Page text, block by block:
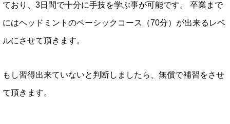
ており、3日間で十分に手技を学ぶ事が可能です。 卒業まで
にはヘッドミントのベーシックコース（70分）が出来るレベ
ルにさせて頂きます。
もし習得出来ていないと判断しましたら、無償で補習をさせ
て頂きます。